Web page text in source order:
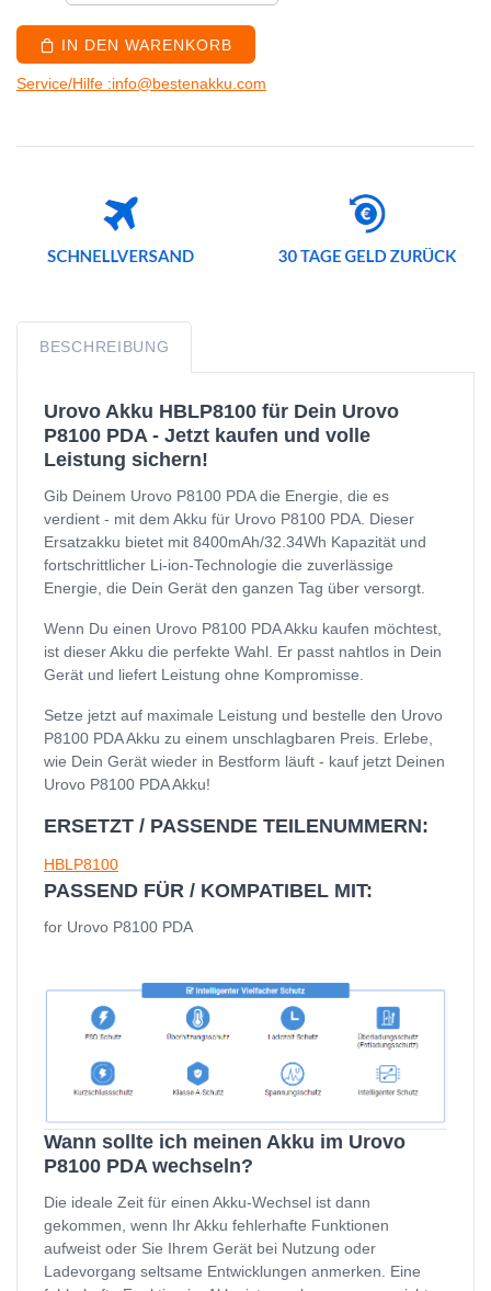
IN DEN WARENKORB
Service/Hilfe :info@bestenakku.com
BESCHREIBUNG
Urovo Akku HBLP8100 für Dein Urovo
P8100 PDA - Jetzt kaufen und volle
Leistung sichern!
Gib Deinem Urovo P8100 PDA die Energie, die es
verdient - mit dem Akku für Urovo P8100 PDA. Dieser
Ersatzakku bietet mit 8400mAh/32.34Wh Kapazität und
fortschrittlicher Li-ion-Technologie die zuverlässige
Energie, die Dein Gerät den ganzen Tag über versorgt.
Wenn Du einen Urovo P8100 PDA Akku kaufen möchtest,
ist dieser Akku die perfekte Wahl. Er passt nahtlos in Dein
Gerät und liefert Leistung ohne Kompromisse.
Setze jetzt auf maximale Leistung und bestelle den Urovo
P8100 PDA Akku zu einem unschlagbaren Preis. Erlebe,
wie Dein Gerät wieder in Bestform läuft - kauf jetzt Deinen
Urovo P8100 PDA Akku!
ERSETZT / PASSENDE TEILENUMMERN:
HBLP8100
PASSEND FÜR / KOMPATIBEL MIT:
for Urovo P8100 PDA
Wann sollte ich meinen Akku im Urovo
P8100 PDA wechseln?
Die ideale Zeit für einen Akku-Wechsel ist dann
gekommen, wenn Ihr Akku fehlerhafte Funktionen
aufweist oder Sie Ihrem Gerät bei Nutzung oder
Ladevorgang seltsame Entwicklungen anmerken. Eine